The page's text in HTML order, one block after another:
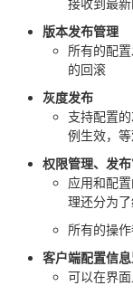
证
实
的
持
建
版本发布管理
所有的配
的回滚
灰度发布
支持配置
例生效，
权限管理、发
应用和配
理还分为
所有的操
客户端配置信
可以在界